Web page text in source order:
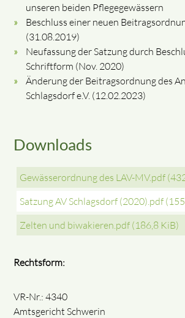
unseren beiden Pflegegewässern
Beschluss einer neuen
(31.08.2019)
Neufassung der Satzung durch
Schriftform (Nov. 2020)
Änderung der Beitragsordnung des
Schlagsdorf e.V. (12.02.2023)
Downloads
Gewässerordnung des LAV-MV.pdf
Satzung AV Schlagsdorf (2020).pdf
Zelten und biwakieren.pdf (186,8 KiB)
Rechtsform:
VR-Nr.: 4340
Amtsgericht Schwerin